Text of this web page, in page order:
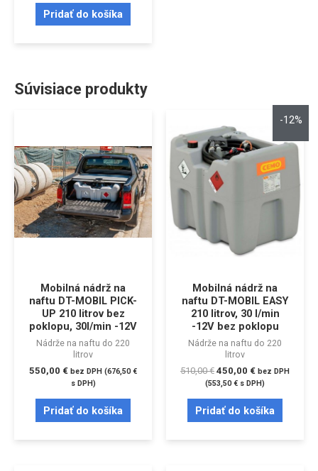
Pridať do košíka
Súvisiace produkty
Mobilná nádrž na
naftu DT-MOBIL PICK-
UP 210 litrov bez
poklopu, 30l/min -12V
Nádrže na naftu do 220
litrov
550,00 € bez DPH (676,50€
s DPH)
Pridať do košíka
-12%
Mobilná nádrž na
naftu DT-MOBIL EASY
210 litrov, 30 l/min
-12V bez poklopu
Nádrže na naftu do 220
litrov
510,00€ 450,00 € bez DPH
(553,50€ s DPH)
Pridať do košíka